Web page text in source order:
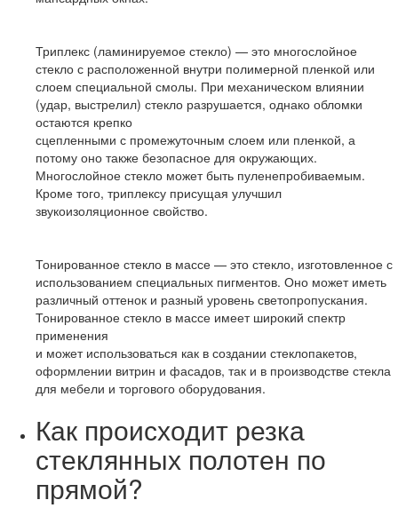
Триплекс (ламинируемое стекло) — это многослойное
стекло с расположенной внутри полимерной пленкой или
слоем специальной смолы. При механическом влиянии
(удар, выстрелил) стекло разрушается, однако обломки
остаются крепко
сцепленными с промежуточным слоем или пленкой, а
потому оно также безопасное для окружающих.
Многослойное стекло может быть пуленепробиваемым.
Кроме того, триплексу присущая улучшил
звукоизоляционное свойство.
Тонированное стекло в массе — это стекло, изготовленное с
использованием специальных пигментов. Оно может иметь
различный оттенок и разный уровень светопропускания.
Тонированное стекло в массе имеет широкий спектр
применения
и может использоваться как в создании стеклопакетов,
оформлении витрин и фасадов, так и в производстве стекла
для мебели и торгового оборудования.
Как происходит резка
стеклянных полотен по
прямой?